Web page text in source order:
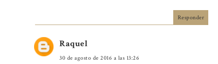
Responder
Raquel
30 de agosto de 2016 a las 13:26